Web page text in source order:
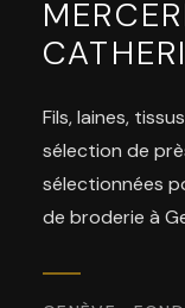
Fils, laines,
sélection de
sélectionnées
de broderie à